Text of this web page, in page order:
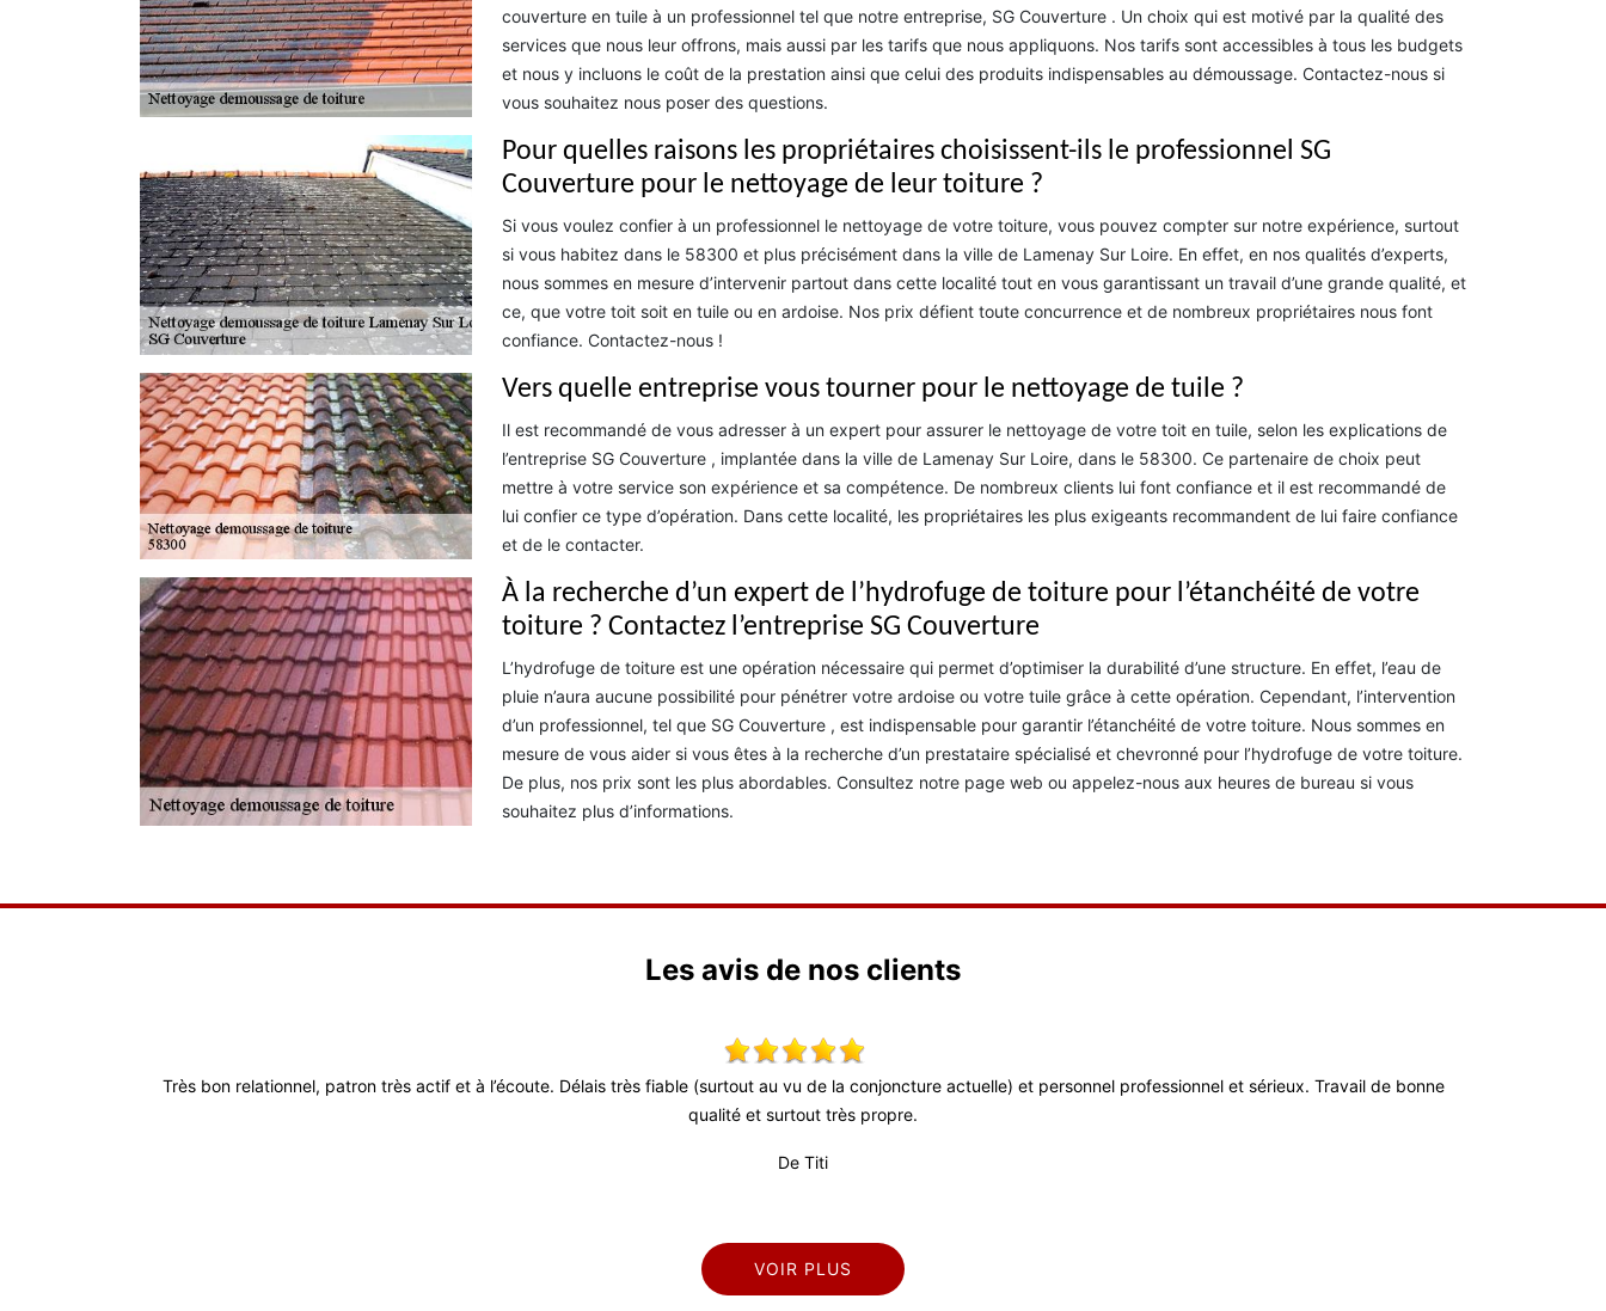
couverture en tuile à un professionnel tel que notre entreprise, SG Couverture . Un choix qui est motivé par la qualité des
services que nous leur offrons, mais aussi par les tarifs que nous appliquons. Nos tarifs sont accessibles à tous les budgets
et nous y incluons le coût de la prestation ainsi que celui des produits indispensables au démoussage. Contactez-nous si
vous souhaitez nous poser des questions.
Pour quelles raisons les propriétaires choisissent-ils le professionnel SG
Couverture pour le nettoyage de leur toiture ?
Si vous voulez confier à un professionnel le nettoyage de votre toiture, vous pouvez compter sur notre expérience, surtout
si vous habitez dans le 58300 et plus précisément dans la ville de Lamenay Sur Loire. En effet, en nos qualités d’experts,
nous sommes en mesure d’intervenir partout dans cette localité tout en vous garantissant un travail d’une grande qualité, et
ce, que votre toit soit en tuile ou en ardoise. Nos prix défient toute concurrence et de nombreux propriétaires nous font
confiance. Contactez-nous !
Vers quelle entreprise vous tourner pour le nettoyage de tuile ?
Il est recommandé de vous adresser à un expert pour assurer le nettoyage de votre toit en tuile, selon les explications de
l’entreprise SG Couverture , implantée dans la ville de Lamenay Sur Loire, dans le 58300. Ce partenaire de choix peut
mettre à votre service son expérience et sa compétence. De nombreux clients lui font confiance et il est recommandé de
lui confier ce type d’opération. Dans cette localité, les propriétaires les plus exigeants recommandent de lui faire confiance
et de le contacter.
À la recherche d’un expert de l’hydrofuge de toiture pour l’étanchéité de votre
toiture ? Contactez l’entreprise SG Couverture
L’hydrofuge de toiture est une opération nécessaire qui permet d’optimiser la durabilité d’une structure. En effet, l’eau de
pluie n’aura aucune possibilité pour pénétrer votre ardoise ou votre tuile grâce à cette opération. Cependant, l’intervention
d’un professionnel, tel que SG Couverture , est indispensable pour garantir l’étanchéité de votre toiture. Nous sommes en
mesure de vous aider si vous êtes à la recherche d’un prestataire spécialisé et chevronné pour l’hydrofuge de votre toiture.
De plus, nos prix sont les plus abordables. Consultez notre page web ou appelez-nous aux heures de bureau si vous
souhaitez plus d’informations.
Les avis de nos clients
Très bon relationnel, patron très actif et à l’écoute. Délais très fiable (surtout au vu de la conjoncture actuelle) et personnel professionnel et sérieux. Travail de bonne
qualité et surtout très propre.
De Titi
VOIR PLUS